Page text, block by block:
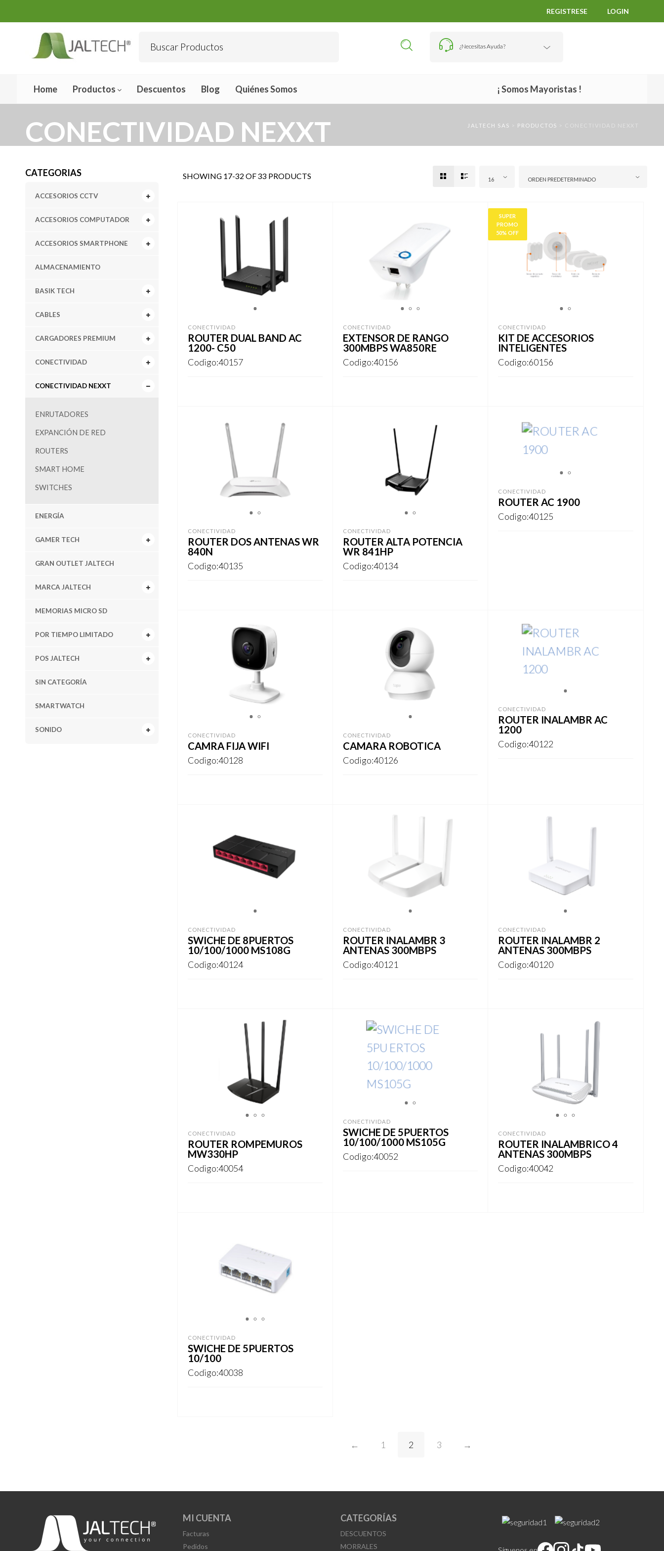
REGISTRESE LOGIN
¿Necesitas Ayuda?
Home Productos Descuentos Blog Quiénes Somos ¡ Somos Mayoristas !
JALTECH SAS PRODUCTOS CONECTIVIDAD NEXXT
CONECTIVIDAD NEXXT
CATEGORIAS
ACCESORIOS CCTV
ACCESORIOS COMPUTADOR
ACCESORIOS SMARTPHONE
ALMACENAMIENTO
BASIK TECH
CABLES
CARGADORES PREMIUM
CONECTIVIDAD
CONECTIVIDAD NEXXT
ENRUTADORES
EXPANCIÓN DE RED
ROUTERS
SMART HOME
SWITCHES
ENERGÍA
GAMER TECH
GRAN OUTLET JALTECH
MARCA JALTECH
MEMORIAS MICRO SD
POR TIEMPO LIMITADO
POS JALTECH
SIN CATEGORÍA
SMARTWATCH
SONIDO
SHOWING 17-32 OF 33 PRODUCTS 16 ORDEN PREDETERMINADO
CONECTIVIDAD
ROUTER DUAL BAND AC
1200- C50
Codigo:40157
CONECTIVIDAD
EXTENSOR DE RANGO
300MBPS WA850RE
Codigo:40156
SUPER
PROMO
50% OFF
CONECTIVIDAD
KIT DE ACCESORIOS
INTELIGENTES
Codigo:60156
CONECTIVIDAD
ROUTER DOS ANTENAS WR
840N
Codigo:40135
CONECTIVIDAD
ROUTER ALTA POTENCIA
WR 841HP
Codigo:40134
CONECTIVIDAD
ROUTER AC 1900
Codigo:40125
CONECTIVIDAD
CAMRA FIJA WIFI
Codigo:40128
CONECTIVIDAD
CAMARA ROBOTICA
Codigo:40126
CONECTIVIDAD
ROUTER INALAMBR AC
1200
Codigo:40122
CONECTIVIDAD
SWICHE DE 8PUERTOS
10/100/1000 MS108G
Codigo:40124
CONECTIVIDAD
ROUTER INALAMBR 3
ANTENAS 300MBPS
Codigo:40121
CONECTIVIDAD
ROUTER INALAMBR 2
ANTENAS 300MBPS
Codigo:40120
CONECTIVIDAD
ROUTER ROMPEMUROS
MW330HP
Codigo:40054
CONECTIVIDAD
SWICHE DE 5PUERTOS
10/100/1000 MS105G
Codigo:40052
CONECTIVIDAD
ROUTER INALAMBRICO 4
ANTENAS 300MBPS
Codigo:40042
CONECTIVIDAD
SWICHE DE 5PUERTOS
10/100
Codigo:40038
← 1 2 3 →
MI CUENTA
Facturas
Pedidos
CATEGORÍAS
DESCUENTOS
MORRALES